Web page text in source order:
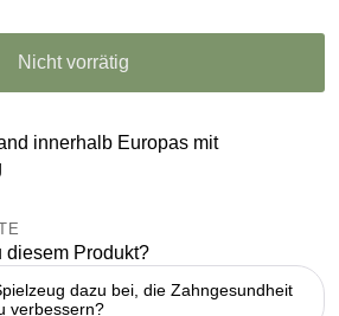
Nicht vorrätig
innerhalb Europas mit
diesem Produkt?
dazu bei, die Zahngesundheit
verbessern?